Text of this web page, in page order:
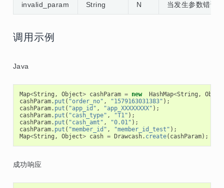
invalid_param String N 当发生参数错误
调用示例
Java
Map<String , Object> cashParam = new HashMap<String ,
cashParam. put ( "order_no" , "1579163031383" );
cashParam. put ( "app_id" , "app_XXXXXXXX" );
cashParam. put ( "cash_type" , "T1" );
cashParam. put ( "cash_amt" , "0.01" );
cashParam. put ( "member_id" , "member_id_test" );
Map<String , Object> cash = Drawcash. create( cashParam);
成功响应